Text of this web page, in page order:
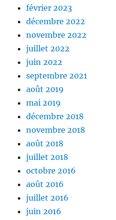
février 2023
décembre 2022
novembre 2022
juillet 2022
juin 2022
septembre 2021
août 2019
mai 2019
décembre 2018
novembre 2018
août 2018
juillet 2018
octobre 2016
août 2016
juillet 2016
juin 2016